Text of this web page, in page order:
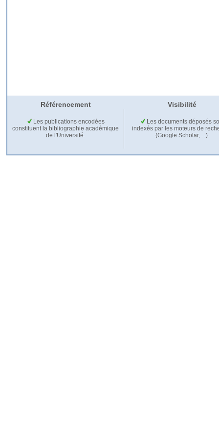
Référencement Visibilité
Les publications encodées
constituent la bibliographie académique
de l'Université.
Les documents déposés
indexés par les moteurs de
(Google Scholar,…).